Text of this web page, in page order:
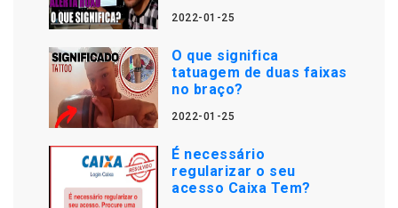
2022-01-25
O que significa
tatuagem de duas faixas
no braço?
2022-01-25
É necessário
regularizar o seu
acesso Caixa Tem?